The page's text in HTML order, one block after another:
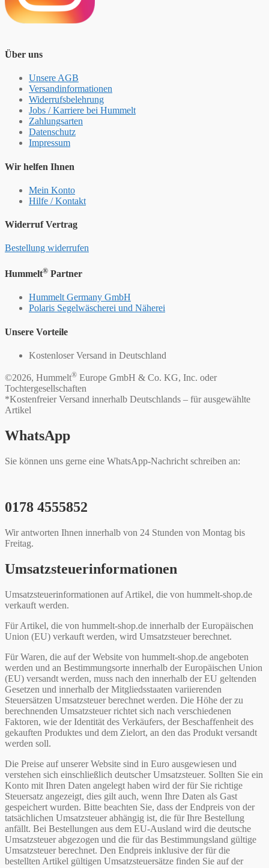
Über uns
Unsere AGB
Versandinformationen
Widerrufsbelehrung
Jobs / Karriere bei Hummelt
Zahlungsarten
Datenschutz
Impressum
Wir helfen Ihnen
Mein Konto
Hilfe / Kontakt
Widerruf Vertrag
Bestellung widerrufen
Hummelt® Partner
Hummelt Germany GmbH
Polaris Segelwäscherei und Näherei
Unsere Vorteile
Kostenloser Versand in Deutschland
©2026, Hummelt® Europe GmbH & Co. KG, Inc. oder
Tochtergesellschaften
*Kostenfreier Versand innerhalb Deutschlands – für ausgewählte
Artikel
WhatsApp
Sie können uns gerne eine WhatsApp-Nachricht schreiben an:
0178 4555852
Wir antworten Ihnen innerhalb von 24 Stunden von Montag bis
Freitag.
Umsatzsteuerinformationen
Umsatzsteuerinformationen auf Artikel, die von hummelt-shop.de
verkauft werden.
Für Artikel, die von hummelt-shop.de innerhalb der Europäischen
Union (EU) verkauft werden, wird Umsatzsteuer berechnet.
Für Waren, die auf der Website von hummelt-shop.de angeboten
werden und an Bestimmungsorte innerhalb der Europäischen Union
(EU) versandt werden, muss nach den innerhalb der EU geltenden
Gesetzen und innerhalb der Mitgliedsstaaten variierenden
Steuersätzen Umsatzsteuer berechnet werden. Die Höhe der zu
berechnenden Umsatzsteuer richtet sich nach verschiedenen
Faktoren, wie der Identität des Verkäufers, der Beschaffenheit des
gekauften Produktes und dem Zielort, an den das Produkt versandt
werden soll.
Die Preise auf unserer Website sind in Euro ausgewiesen und
verstehen sich einschließlich deutscher Umsatzsteuer. Sollten Sie ein
Konto mit Ihren Daten angelegt haben wird der für Sie richtige
Steuersatz angezeigt, dies gilt auch, wenn Ihre Daten als Gast
gespeichert wurden. Bitte beachten Sie, dass der Endpreis von der
tatsächlichen Umsatzsteuer abhängig ist, die für Ihre Bestellung
anfällt. Bei Bestellungen aus dem EU-Ausland wird die deutsche
Umsatzsteuer abgezogen und die für das Bestimmungsland gültige
Umsatzsteuer berechnet. Den Endpreis inklusive der für die
bestellten Artikel gültigen Umsatzsteuersätze finden Sie auf der